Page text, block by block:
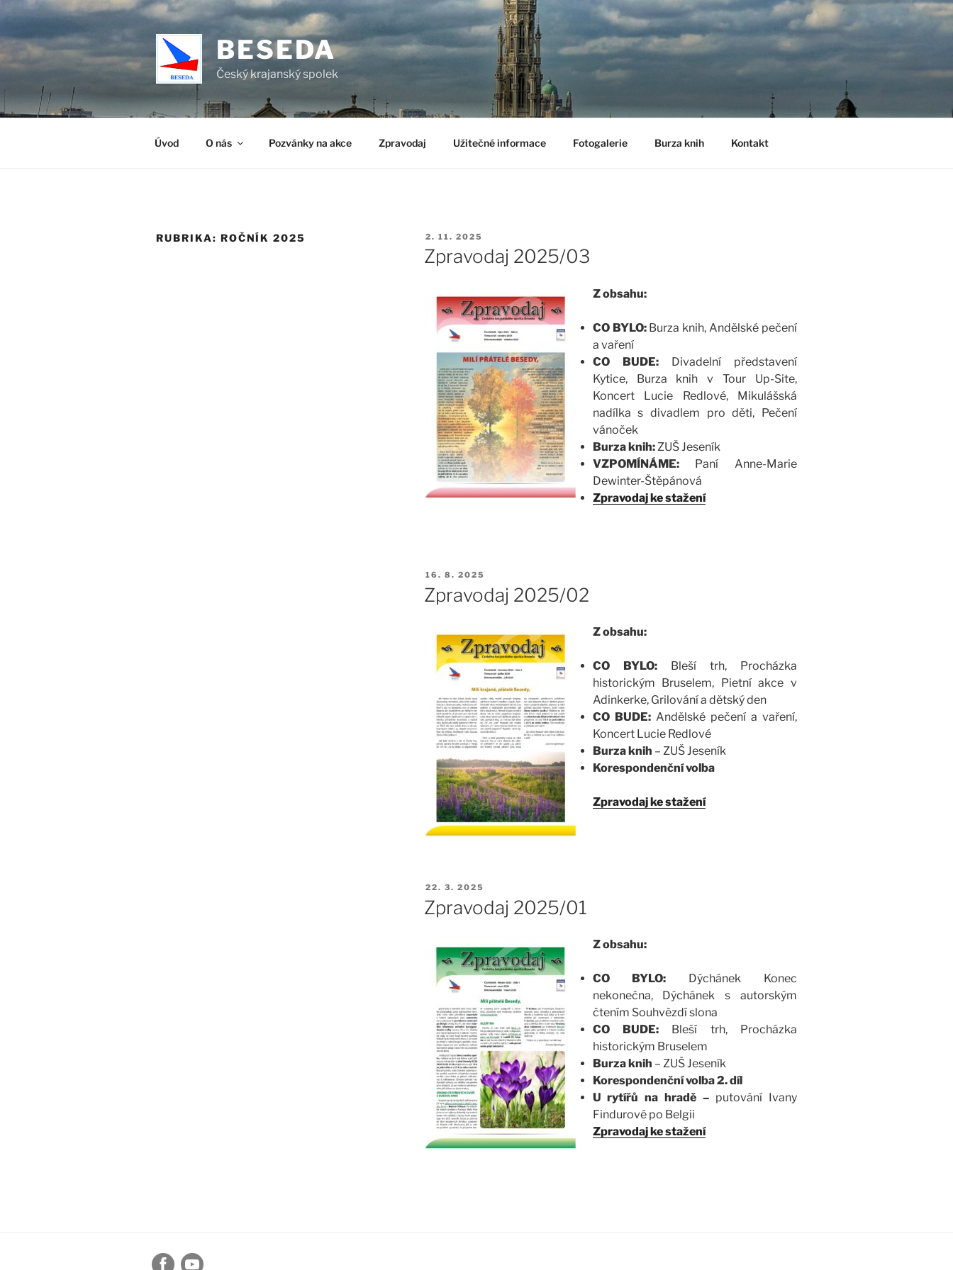
Přejít
obsahu
webu
BESEDA
Český krajanský spolek
Úvod O nás Pozvánky na akce Zpravodaj Užitečné informace Fotogalerie Burza knih Kontakt
RUBRIKA: ROČNÍK 2025 PUBLIKOVÁNO
2. 11. 2025
Zpravodaj 2025/03
Z obsahu:
CO BYLO: Burza knih, Andělské pečení
a vaření
CO BUDE: Divadelní představení
Kytice, Burza knih v Tour Up-Site,
Koncert Lucie Redlové, Mikulášská
nadílka s divadlem pro děti, Pečení
vánoček
Burza knih:ZUŠ Jeseník
VZPOMÍNÁME: Paní Anne-Marie
Dewinter-Štěpánová
Zpravodaj ke stažení
PUBLIKOVÁNO
16. 8. 2025
Zpravodaj 2025/02
Z obsahu:
CO BYLO: Bleší trh, Procházka
historickým Bruselem, Pietní akce v
Adinkerke, Grilování a dětský den
CO BUDE: Andělské pečení a vaření,
Koncert Lucie Redlové
Burza knih – ZUŠ Jeseník
Korespondenční volba
Zpravodaj ke stažení
PUBLIKOVÁNO
22. 3. 2025
Zpravodaj 2025/01
Z obsahu:
CO BYLO: Dýchánek Konec
nekonečna, Dýchánek s autorským
čtením Souhvězdí slona
CO BUDE: Bleší trh, Procházka
historickým Bruselem
Burza knih – ZUŠ Jeseník
Korespondenční volba 2. díl
U rytířů na hradě – putování Ivany
Findurové po Belgii
Zpravodaj ke stažení